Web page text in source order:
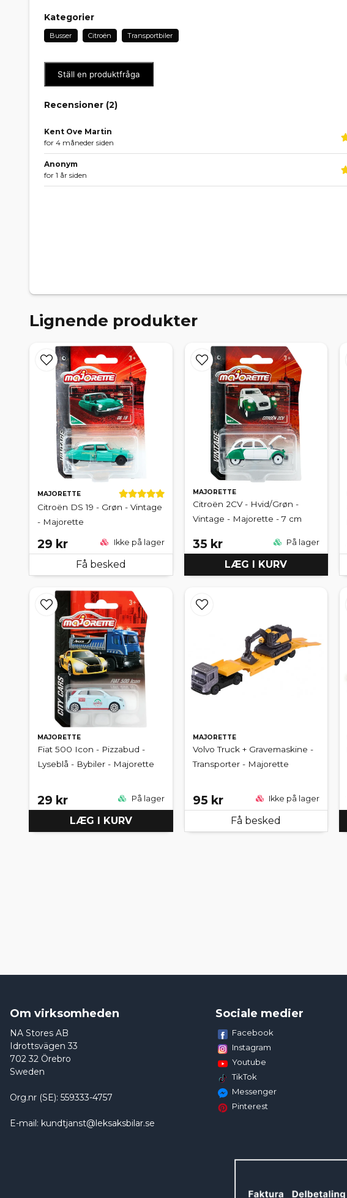
Kategorier
Busser Citroën Transportbiler
Ställ en produktfråga
Recensioner (2)
Kent Ove Martin
for 4 måneder siden
Anonym
for 1 år siden
Lignende produkter
MAJORETTE
Citroën DS 19 - Grøn - Vintage
- Majorette
29 kr Ikke på lager
Få besked
MAJORETTE
Citroën 2CV - Hvid/Grøn -
Vintage - Majorette - 7 cm
35 kr På lager
LÆG I KURV
MAJORETTE
Fiat 500 Icon - Pizzabud -
Lyseblå - Bybiler - Majorette
29 kr På lager
LÆG I KURV
MAJORETTE
Volvo Truck + Gravemaskine -
Transporter - Majorette
95 kr Ikke på lager
Få besked
Om virksomheden
NA Stores AB
Idrottsvägen 33
702 32 Örebro
Sweden
Org.nr (SE): 559333-4757
E-mail: kundtjanst@leksaksbilar.se
Sociale medier
Facebook
Instagram
Youtube
TikTok
Messenger
Pinterest